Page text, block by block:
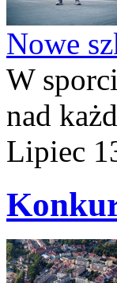
Nowe
W
nad
Lipiec